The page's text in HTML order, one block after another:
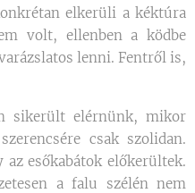
elkerüli a kéktúra
volt, ellenben a ködbe
lenni. Fentről is,
sikerült elérnünk, mikor
csak szolidan.
az esőkabátok előkerültek.
a falu szélén nem